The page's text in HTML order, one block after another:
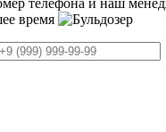
время